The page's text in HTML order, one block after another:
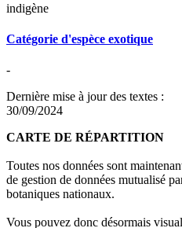
indigène
Catégorie d'espèce exotique
-
Dernière mise à jour des textes :
30/09/2024
CARTE DE RÉPARTITION
Toutes nos données sont
de gestion de données mutualisé
botaniques nationaux.
Vous pouvez donc désormais